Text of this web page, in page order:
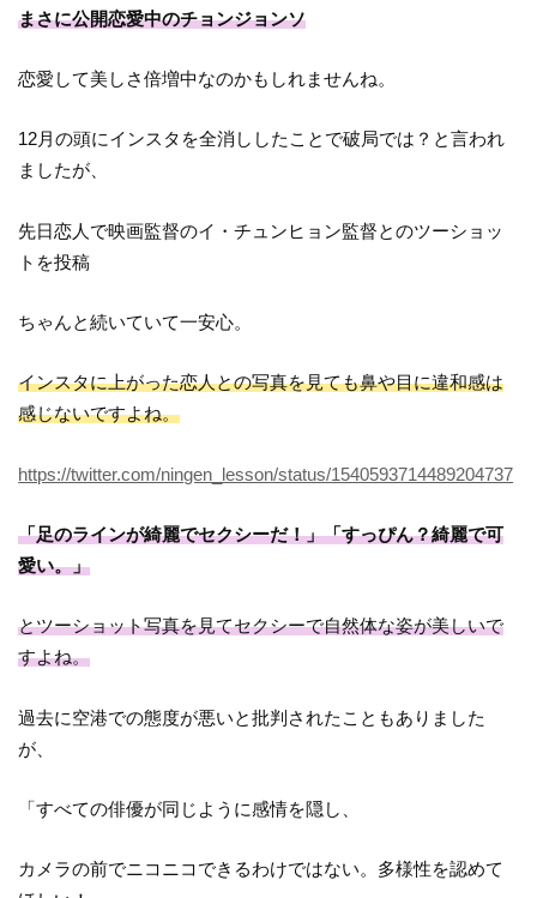
まさに公開恋愛中のチョンジョンソ
恋愛して美しさ倍増中なのかもしれませんね。
12月の頭にインスタを全消ししたことで破局では？と言われ
ましたが、
先日恋人で映画監督のイ・チュンヒョン監督とのツーショッ
トを投稿
ちゃんと続いていて一安心。
インスタに上がった恋人との写真を見ても鼻や目に違和感は
感じないですよね。
https://twitter.com/ningen_lesson/status/1540593714489204737
「足のラインが綺麗でセクシーだ！」「すっぴん？綺麗で可
愛い。」
とツーショット写真を見てセクシーで自然体な姿が美しいで
すよね。
過去に空港での態度が悪いと批判されたこともありました
が、
「すべての俳優が同じように感情を隠し、
カメラの前でニコニコできるわけではない。多様性を認めて